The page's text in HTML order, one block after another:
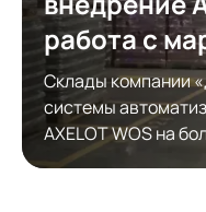
работа с
Склады компании
системы
AXELOT WOS на
автоматизации